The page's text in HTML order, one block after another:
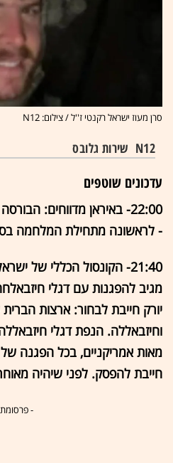
סרן מעוז ישראל רקנטי ז''ל / צילום: N12
N12 שירות גלובס
עדכונים שוטפים
22:00- באיראן מדווחים:
- לראשונה מתחילת המלחמה
21:40- הקונסול הכללי של
מגיב להפגנות עם דגלי
יורק חייבת לבחור: ארצות
וחיזבאללה. הנפת דגלי
מאות אמריקניים, בכל הפגנה של
חייבת להפסק. לפני שיהיה
-